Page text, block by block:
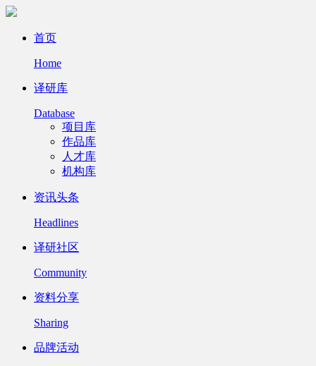
首页
Home
译研库
Database
项目库
作品库
人才库
机构库
资讯头条
Headlines
译研社区
Community
资料分享
Sharing
品牌活动